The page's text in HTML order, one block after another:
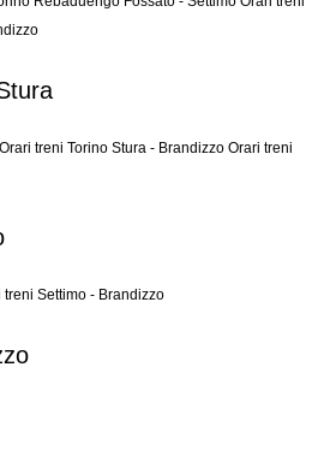
Orari treni Torino Stura - Brandizzo Orari treni
treni Settimo - Brandizzo